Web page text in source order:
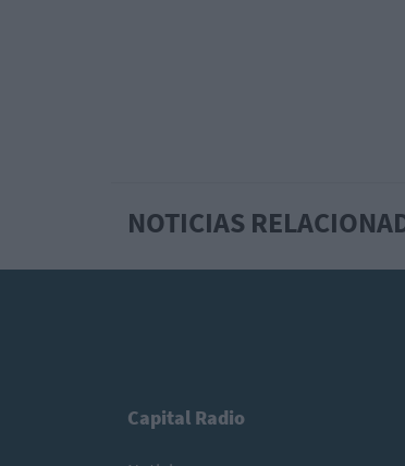
NOTICIAS
Capital Radio